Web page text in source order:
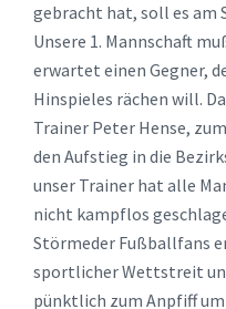
gebracht hat, soll es am
Unsere 1. Mannschaft
erwartet einen Gegner,
Hinspieles rächen will.
Trainer Peter Hense,
den Aufstieg in die
unser Trainer hat alle
nicht kampflos
Störmeder Fußballfans
sportlicher Wettstreit
pünktlich zum Anpfiff